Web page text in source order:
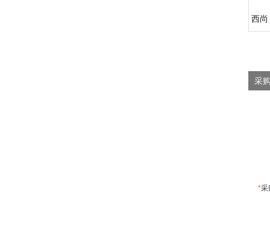
西
采
*采